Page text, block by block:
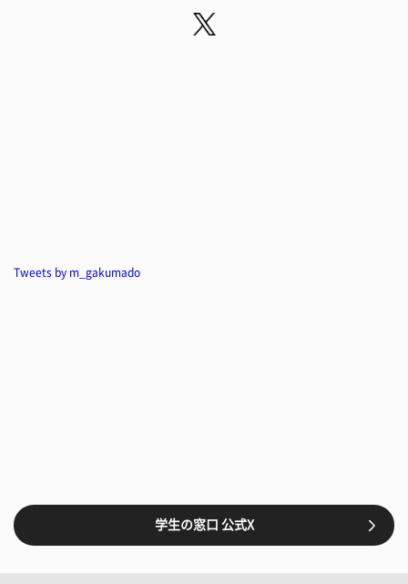
Tweets by m_gakumado
学生の窓口 公式X